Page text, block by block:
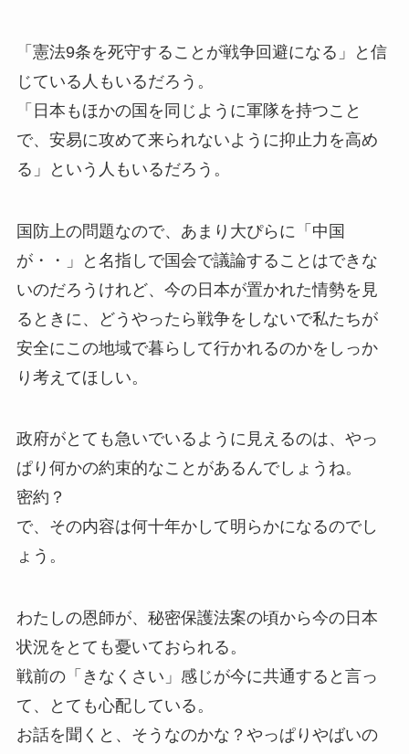
「憲法9条を死守することが戦争回避になる」と信
じている人もいるだろう。
「日本もほかの国を同じように軍隊を持つこと
で、安易に攻めて来られないように抑止力を高め
る」という人もいるだろう。
国防上の問題なので、あまり大ぴらに「中国
が・・」と名指しで国会で議論することはできな
いのだろうけれど、今の日本が置かれた情勢を見
るときに、どうやったら戦争をしないで私たちが
安全にこの地域で暮らして行かれるのかをしっか
り考えてほしい。
政府がとても急いでいるように見えるのは、やっ
ぱり何かの約束的なことがあるんでしょうね。
密約？
で、その内容は何十年かして明らかになるのでし
ょう。
わたしの恩師が、秘密保護法案の頃から今の日本
状況をとても憂いておられる。
戦前の「きなくさい」感じが今に共通すると言っ
て、とても心配している。
お話を聞くと、そうなのかな？やっぱりやばいの